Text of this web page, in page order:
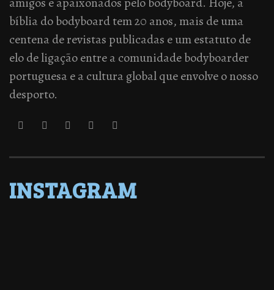
bíblia do bodyboard tem 20 anos, mais de uma
centena de revistas publicadas e um estatuto de
elo de ligação entre a comunidade bodyboarder
portuguesa e a cultura global que envolve o nosso
desporto.
INSTAGRAM